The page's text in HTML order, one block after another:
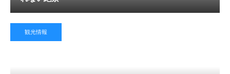
観光情報